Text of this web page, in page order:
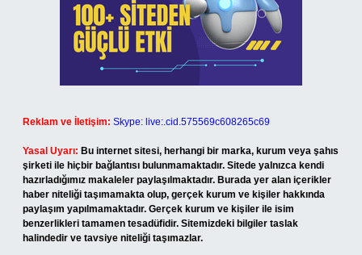
Reklam ve İletişim: Skype: live:.cid.575569c608265c69
Yasal Uyarı: Bu internet sitesi, herhangi bir marka, kurum veya şahıs
şirketi ile hiçbir bağlantısı bulunmamaktadır. Sitede yalnızca kendi
hazırladığımız makaleler paylaşılmaktadır. Burada yer alan içerikler
haber niteliği taşımamakta olup, gerçek kurum ve kişiler hakkında
paylaşım yapılmamaktadır. Gerçek kurum ve kişiler ile isim
benzerlikleri tamamen tesadüfidir. Sitemizdeki bilgiler taslak
halindedir ve tavsiye niteliği taşımazlar.